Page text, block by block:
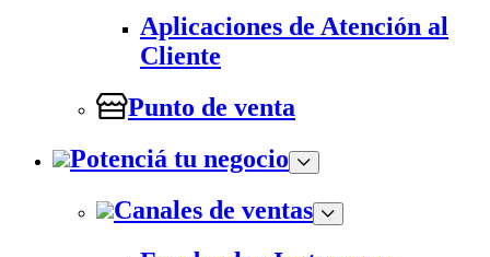
Aplicaciones de Atención al
Cliente
Punto de venta
Potenciá tu negocio
Canales de ventas